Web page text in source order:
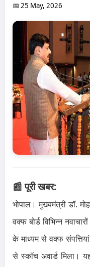
📅 25 May, 2026
📰 पूरी खबर:
भोपाल। मुख्यमंत्री डॉ.
वक्फ बोर्ड विभिन्न
के माध्यम से वक्फ
से स्कॉच अवार्ड मिला।